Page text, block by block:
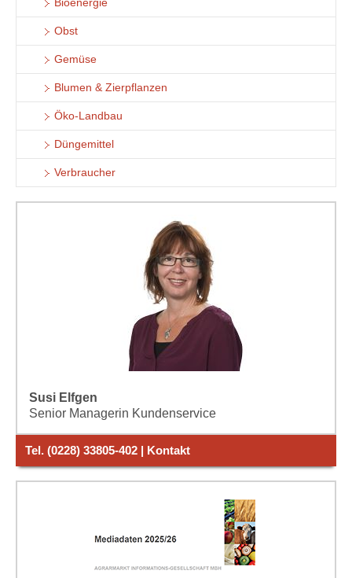
Bioenergie
Obst
Gemüse
Blumen & Zierpflanzen
Öko-Landbau
Düngemittel
Verbraucher
Susi Elfgen
Senior Managerin Kundenservice
Tel. (0228) 33805-402 | Kontakt